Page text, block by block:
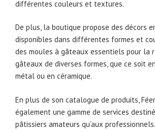
différentes couleurs et textures.
De plus, la boutique propose des décors
disponibles dans différentes formes et
des moules à gâteaux essentiels pour la
gâteaux de diverses formes, que ce soit
métal ou en céramique.
En plus de son catalogue de produits,
également une gamme de services
pâtissiers amateurs qu’aux professionnels.